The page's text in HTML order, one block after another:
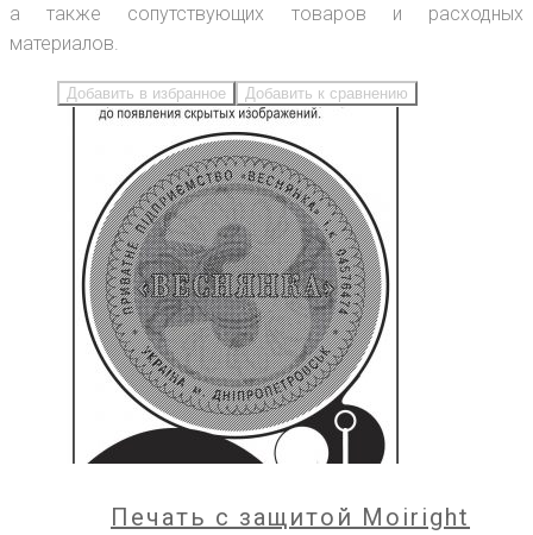
а также сопутствующих товаров и расходных
материалов.
Добавить в избранное Добавить к сравнению
Печать c защитой Моiright